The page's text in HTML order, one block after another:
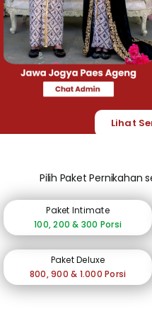
Lihat
Pilih Paket Pernikahan
Paket Intimate
100, 200 & 300 Porsi
Paket Deluxe
800, 900 & 1.000 Porsi